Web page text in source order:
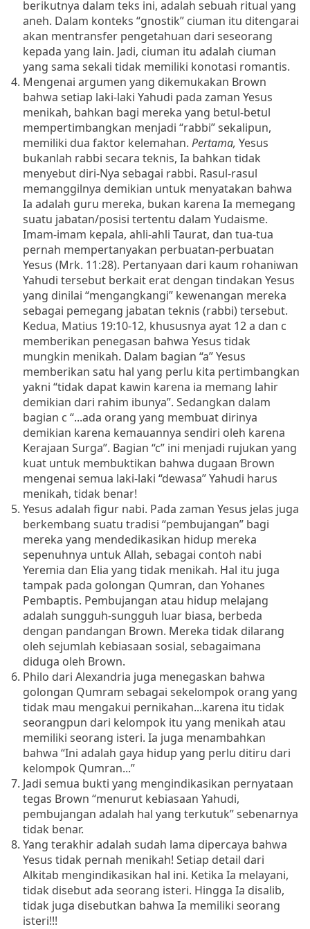
berikutnya dalam teks ini, adalah sebuah ritual yang
aneh. Dalam konteks “gnostik” ciuman itu ditengarai
akan mentransfer pengetahuan dari seseorang
kepada yang lain. Jadi, ciuman itu adalah ciuman
yang sama sekali tidak memiliki konotasi romantis.
Mengenai argumen yang dikemukakan Brown
bahwa setiap laki-laki Yahudi pada zaman Yesus
menikah, bahkan bagi mereka yang betul-betul
mempertimbangkan menjadi “rabbi” sekalipun,
memiliki dua faktor kelemahan. Pertama, Yesus
bukanlah rabbi secara teknis, Ia bahkan tidak
menyebut diri-Nya sebagai rabbi. Rasul-rasul
memanggilnya demikian untuk menyatakan bahwa
Ia adalah guru mereka, bukan karena Ia memegang
suatu jabatan/posisi tertentu dalam Yudaisme.
Imam-imam kepala, ahli-ahli Taurat, dan tua-tua
pernah mempertanyakan perbuatan-perbuatan
Yesus (Mrk. 11:28). Pertanyaan dari kaum rohaniwan
Yahudi tersebut berkait erat dengan tindakan Yesus
yang dinilai “mengangkangi” kewenangan mereka
sebagai pemegang jabatan teknis (rabbi) tersebut.
Kedua, Matius 19:10-12, khususnya ayat 12 a dan c
memberikan penegasan bahwa Yesus tidak
mungkin menikah. Dalam bagian “a” Yesus
memberikan satu hal yang perlu kita pertimbangkan
yakni “tidak dapat kawin karena ia memang lahir
demikian dari rahim ibunya”. Sedangkan dalam
bagian c “...ada orang yang membuat dirinya
demikian karena kemauannya sendiri oleh karena
Kerajaan Surga”. Bagian “c” ini menjadi rujukan yang
kuat untuk membuktikan bahwa dugaan Brown
mengenai semua laki-laki “dewasa” Yahudi harus
menikah, tidak benar!
Yesus adalah figur nabi. Pada zaman Yesus jelas juga
berkembang suatu tradisi “pembujangan” bagi
mereka yang mendedikasikan hidup mereka
sepenuhnya untuk Allah, sebagai contoh nabi
Yeremia dan Elia yang tidak menikah. Hal itu juga
tampak pada golongan Qumran, dan Yohanes
Pembaptis. Pembujangan atau hidup melajang
adalah sungguh-sungguh luar biasa, berbeda
dengan pandangan Brown. Mereka tidak dilarang
oleh sejumlah kebiasaan sosial, sebagaimana
diduga oleh Brown.
Philo dari Alexandria juga menegaskan bahwa
golongan Qumram sebagai sekelompok orang yang
tidak mau mengakui pernikahan...karena itu tidak
seorangpun dari kelompok itu yang menikah atau
memiliki seorang isteri. Ia juga menambahkan
bahwa “Ini adalah gaya hidup yang perlu ditiru dari
kelompok Qumran...”
Jadi semua bukti yang mengindikasikan pernyataan
tegas Brown “menurut kebiasaan Yahudi,
pembujangan adalah hal yang terkutuk” sebenarnya
tidak benar.
Yang terakhir adalah sudah lama dipercaya bahwa
Yesus tidak pernah menikah! Setiap detail dari
Alkitab mengindikasikan hal ini. Ketika Ia melayani,
tidak disebut ada seorang isteri. Hingga Ia disalib,
tidak juga disebutkan bahwa Ia memiliki seorang
isteri!!!